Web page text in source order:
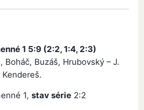
1 5:9 (2:2, 1:4, 2:3)
Boháč, Buzáš, Hrubovský – J.
1,stav série 2:2